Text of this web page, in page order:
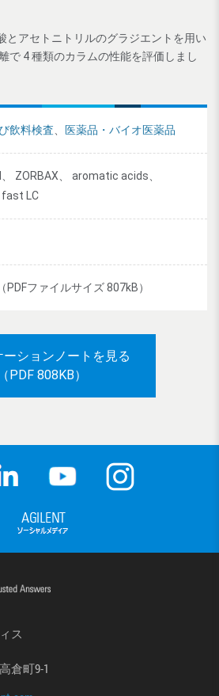
とアセトニトリルのグラジエントを用い
で 4 種類のカラムの性能を評価しまし
飲料検査 医薬品・バイオ医薬品
ZORBAX、 aromatic acids、
fast LC
PDFファイルサイズ 807kB）
ーションノートを見る
（PDF 808KB）
ス
倉町9-1